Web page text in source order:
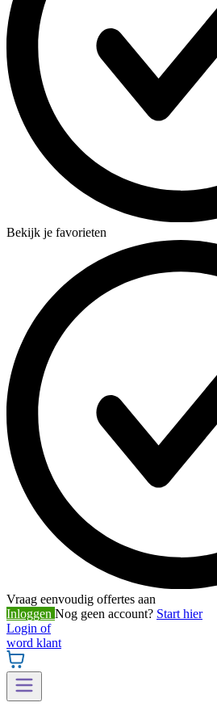
Bekijk je favorieten
Vraag eenvoudig offertes aan
Inloggen Nog geen account? Start hier
Login of
word klant